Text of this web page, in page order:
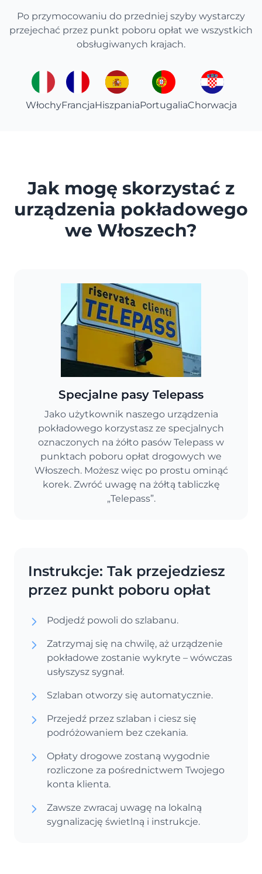
Po przymocowaniu do przedniej szyby wystarczy
przejechać przez punkt poboru opłat we wszystkich
obsługiwanych krajach.
WłochyFrancjaHiszpaniaPortugaliaChorwacja
Jak mogę skorzystać z
urządzenia pokładowego
we Włoszech?
Specjalne pasy Telepass
Jako użytkownik naszego urządzenia
pokładowego korzystasz ze specjalnych
oznaczonych na żółto pasów Telepass w
punktach poboru opłat drogowych we
Włoszech. Możesz więc po prostu ominąć
korek. Zwróć uwagę na żółtą tabliczkę
„Telepass”.
Instrukcje: Tak przejedziesz
przez punkt poboru opłat
Podjedź powoli do szlabanu.
Zatrzymaj się na chwilę, aż urządzenie
pokładowe zostanie wykryte – wówczas
usłyszysz sygnał.
Szlaban otworzy się automatycznie.
Przejedź przez szlaban i ciesz się
podróżowaniem bez czekania.
Opłaty drogowe zostaną wygodnie
rozliczone za pośrednictwem Twojego
konta klienta.
Zawsze zwracaj uwagę na lokalną
sygnalizację świetlną i instrukcje.